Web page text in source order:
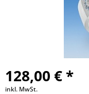
128,00 € *
inkl. MwSt.